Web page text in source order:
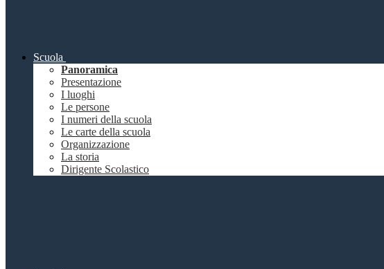
Scuola
Panoramica
Presentazione
I luoghi
Le persone
I numeri della scuola
Le carte della scuola
Organizzazione
La storia
Dirigente Scolastico